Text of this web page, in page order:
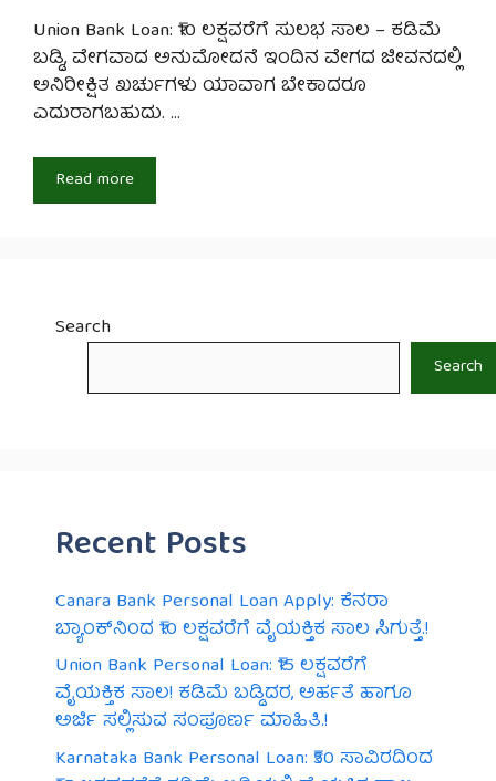
Union Bank Loan: ₹10 ಲಕ್ಷವರೆಗೆ ಸುಲಭ ಸಾಲ – ಕಡಿಮೆ
ಬಡ್ಡಿ, ವೇಗವಾದ ಅನುಮೋದನೆ ಇಂದಿನ ವೇಗದ ಜೀವನದಲ್ಲಿ
ಅನಿರೀಕ್ಷಿತ ಖರ್ಚುಗಳು ಯಾವಾಗ ಬೇಕಾದರೂ
ಎದುರಾಗಬಹುದು. …
Read more
Search
Search
Recent Posts
Canara Bank Personal Loan Apply: ಕೆನರಾ
ಬ್ಯಾಂಕ್‌ನಿಂದ ₹10 ಲಕ್ಷವರೆಗೆ ವೈಯಕ್ತಿಕ ಸಾಲ ಸಿಗುತ್ತೆ.!
Union Bank Personal Loan: ₹15 ಲಕ್ಷವರೆಗೆ
ವೈಯಕ್ತಿಕ ಸಾಲ! ಕಡಿಮೆ ಬಡ್ಡಿದರ, ಅರ್ಹತೆ ಹಾಗೂ
ಅರ್ಜಿ ಸಲ್ಲಿಸುವ ಸಂಪೂರ್ಣ ಮಾಹಿತಿ.!
Karnataka Bank Personal Loan: ₹50 ಸಾವಿರದಿಂದ